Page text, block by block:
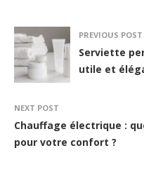
PREVIOUS POST
Serviette
utile et
NEXT POST
Chauffage électrique :
pour votre confort ?